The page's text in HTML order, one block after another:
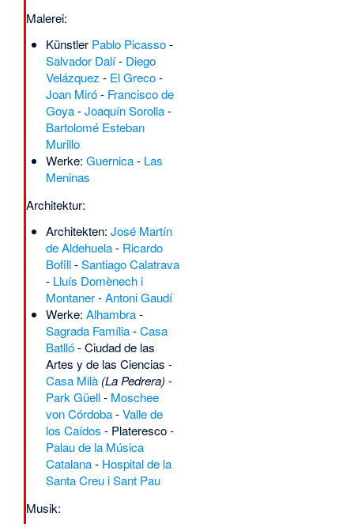
Malerei:
Künstler Pablo Picasso-
Salvador Dalí- Diego
Velázquez - El Greco-
Joan Miró- Francisco de
Goya-Joaquín Sorolla-
Bartolomé Esteban
Murillo
Werke: Guernica- Las
Meninas
Architektur:
Architekten: José Martín
de Aldehuela- Ricardo
Bofill-Santiago Calatrava
- Lluís Domènech i
Montaner-Antoni Gaudí
Werke: Alhambra-
Sagrada Família-Casa
Batlló-Ciudad de las
Artes y de las Ciencias -
Casa Milà (La Pedrera)-
Park Güell- Moschee
von Córdoba-Valle de
los Caídos - Plateresco-
Palau de la Música
Catalana- Hospital de la
Santa Creu i Sant Pau
Musik: